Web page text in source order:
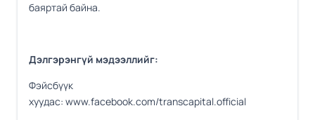
баяртай байна.
Дэлгэрэнгүй мэдээллийг:
Фэйсбүүк
хуудас: www.facebook.com/transcapital.official